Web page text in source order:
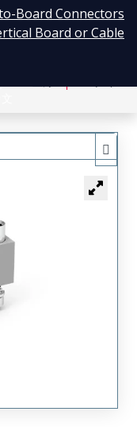
Board Connectors
Board or Cable